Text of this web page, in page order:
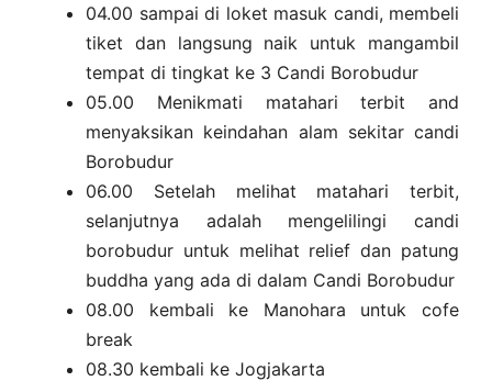
04.00 sampai di loket masuk candi, membeli
tiket dan langsung naik untuk mangambil
tempat di tingkat ke 3 Candi Borobudur
05.00 Menikmati matahari terbit and
menyaksikan keindahan alam sekitar candi
Borobudur
06.00 Setelah melihat matahari terbit,
selanjutnya adalah mengelilingi candi
borobudur untuk melihat relief dan patung
buddha yang ada di dalam Candi Borobudur
08.00 kembali ke Manohara untuk cofe
break
08.30 kembali ke Jogjakarta